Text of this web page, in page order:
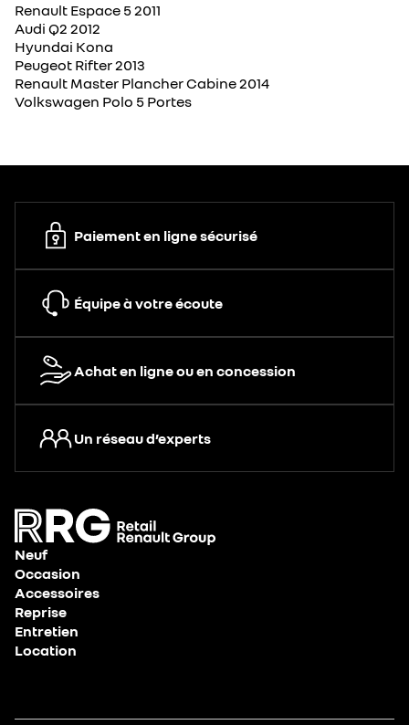
Renault Espace 5 2011
Audi Q2 2012
Hyundai Kona
Peugeot Rifter 2013
Renault Master Plancher Cabine 2014
Volkswagen Polo 5 Portes
Paiement en ligne sécurisé
Équipe à votre écoute
Achat en ligne ou en concession
Un réseau d’experts
Neuf
Occasion
Accessoires
Reprise
Entretien
Location